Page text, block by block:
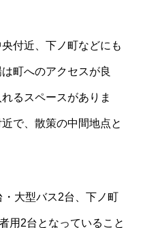
付近、下ノ町などにも
町へのアクセスが良
るスペースがありま
で、散策の中間地点と
大型バス2台、下ノ町
用2台となっていること